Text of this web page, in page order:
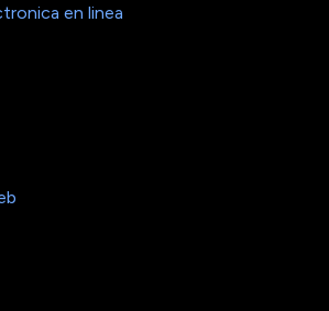
en linea